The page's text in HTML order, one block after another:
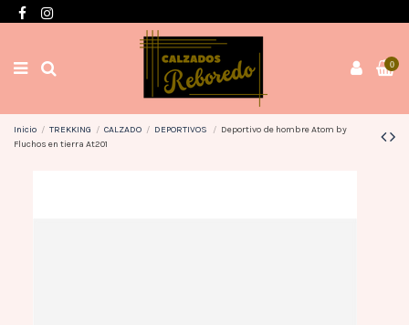
0
Inicio TREKKING CALZADO DEPORTIVOS
Deportivo de hombre Atom by
Fluchos en tierra At201